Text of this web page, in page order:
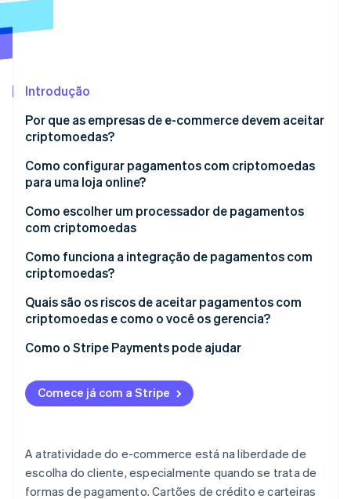
Veja como a Stripe está construindo a infraestrutura
Assista agora
Introdução
Por que as empresas de e-commerce devem aceitar
criptomoedas?
Como configurar pagamentos com criptomoedas
para uma loja online?
Verifique as regras
Escolha um processador de pagamentos
Crie sua conta
Integre o checkout
Use carteiras se precisar delas
Lance e promova
Como escolher um processador de pagamentos
com criptomoedas
Como funciona a integração de pagamentos com
criptomoedas?
Quais são os riscos de aceitar pagamentos com
criptomoedas e como o você os gerencia?
Volatilidade de preços
Transações irreversíveis
Conformidade e regulamentação
Adoção
Como o Stripe Payments pode ajudar
Comece já com a Stripe
A atratividade do e-commerce está na liberdade de
escolha do cliente, especialmente quando se trata de
formas de pagamento. Cartões de crédito e carteiras